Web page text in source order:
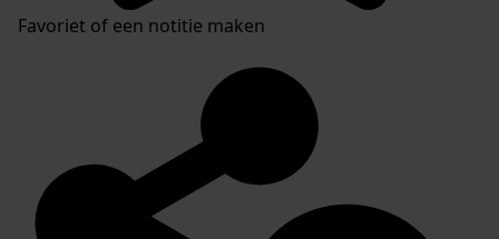
Favoriet of een notitie maken